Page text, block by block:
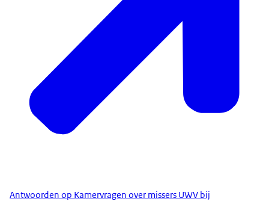
Antwoorden op Kamervragen over missers UWV bij